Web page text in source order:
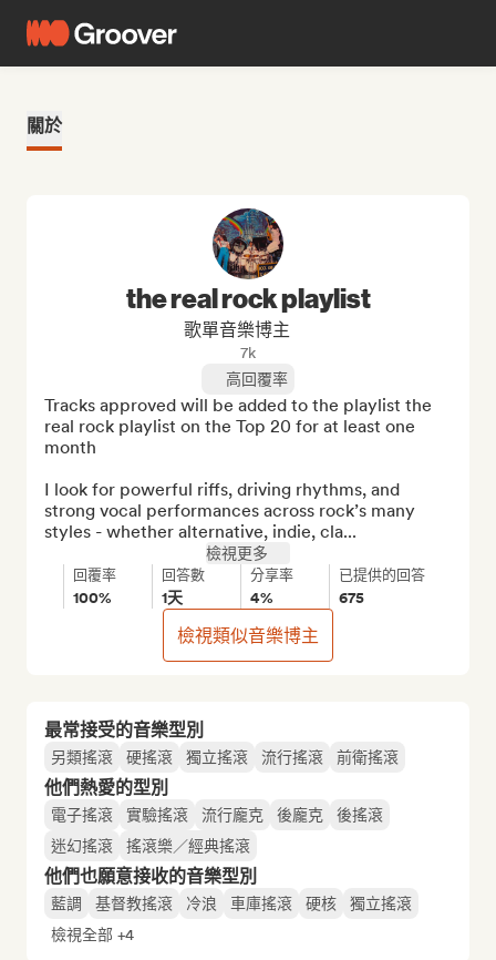
關於
最常接受的音樂型別
另類搖滾 硬搖滾 獨立搖滾 流行搖滾 前衛搖滾
他們熱愛的型別
電子搖滾 實驗搖滾 流行龐克 後龐克
後搖滾
迷幻搖滾
搖滾樂／經典搖滾
他們也願意接收的音樂型別
藍調 基督教搖滾 冷浪 車庫搖滾 硬核
獨立搖滾
檢視全部 +4
the real rock playlist
歌單音樂博主
7k
高回覆率
Tracks approved will be added to the playlist the
real rock playlist on the Top 20 for at least one
month
I look for powerful riffs, driving rhythms, and
strong vocal performances across rock’s many
styles - whether alternative, indie, cla...
檢視更多
回覆率
100%
回答數
1天
分享率
4%
已提供的回答
675
檢視類似音樂博主